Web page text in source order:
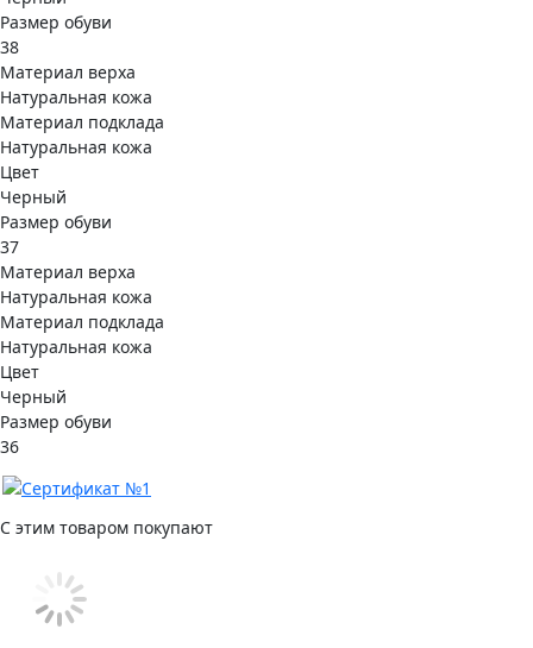
Размер обуви
38
Материал верха
Натуральная кожа
Материал подклада
Натуральная кожа
Цвет
Черный
Размер обуви
37
Материал верха
Натуральная кожа
Материал подклада
Натуральная кожа
Цвет
Черный
Размер обуви
36
С этим товаром покупают